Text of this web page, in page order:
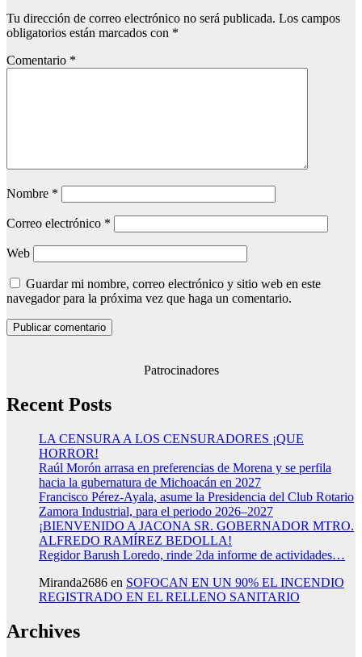
Tu dirección de correo electrónico no será publicada. Los campos
obligatorios están marcados con *
Comentario *
Nombre *
Correo electrónico *
Web
Guardar mi nombre, correo electrónico y sitio web en este
navegador para la próxima vez que haga un comentario.
Patrocinadores
Recent Posts
LA CENSURA A LOS CENSURADORES ¡QUE
HORROR!
Raúl Morón arrasa en preferencias de Morena y se perfila
hacia la gubernatura de Michoacán en 2027
Francisco Pérez-Ayala, asume la Presidencia del Club Rotario
Zamora Industrial, para el periodo 2026–2027
¡BIENVENIDO A JACONA SR. GOBERNADOR MTRO.
ALFREDO RAMÍREZ BEDOLLA!
Regidor Barush Loredo, rinde 2da informe de actividades…
Miranda2686 en SOFOCAN EN UN 90% EL INCENDIO
REGISTRADO EN EL RELLENO SANITARIO
Archives